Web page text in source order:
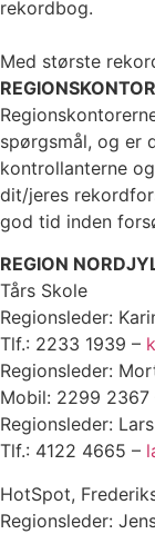
rekordbog.
Med største
spørgsmål, og er
kontrollanterne
dit/jeres
god tid inden
REGION
Tårs Skole
Regionsleder:
Tlf.: 2233 1939 –
Regionsleder:
Mobil: 2299 2367
Regionsleder:
Tlf.: 4122 4665 –
HotSpot,
Regionsleder: